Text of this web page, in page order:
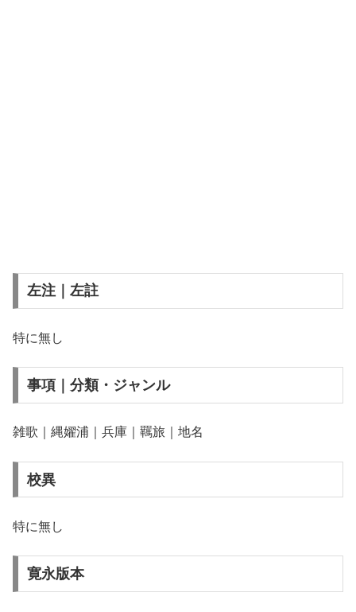
左注｜左註
特に無し
事項｜分類・ジャンル
雑歌｜縄嬥浦｜兵庫｜羈旅｜地名
校異
特に無し
寛永版本